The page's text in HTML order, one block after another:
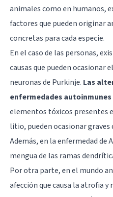
animales como en humanos,
factores que pueden originar
concretas para cada especie.
En el caso de las personas,
causas que pueden ocasionar
neuronas de Purkinje. Las
enfermedades
elementos tóxicos presentes
litio, pueden ocasionar graves
Además, en laenfermedad de
mengua de las ramas
Por otra parte, en el mundo
afección que causa la atrofia